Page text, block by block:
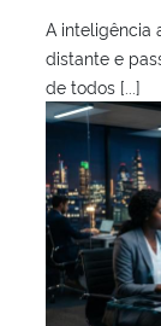
A inteligência
distante e
de todos [...]